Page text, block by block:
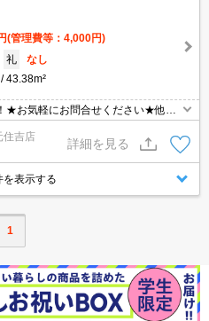
(管理費等：4,000円)
礼
なし
43.38m²
★お気軽にお問合せください★他社
はまとめてご紹介可能です！★ZOO
住吉店
詳細を見る
を表示する
1